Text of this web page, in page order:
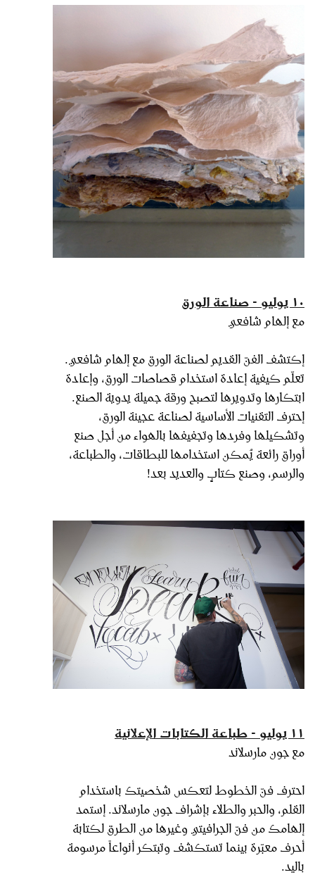
١٠ يوليو - صناعة الورق
مع إلهام شافعي
إكتشف الفنّ القديم لصناعة الورق مع إلهام شافعي.
تعلّم كيفية إعادة استخدام قصاصات الورق، وإعادة
ابتكارها وتدويرها لتصبح ورقة جميلة يدوية الصنع.
إحترف التقنيات الأساسية لصناعة عجينة الورق،
وتشكيلها وفردها وتجفيفها بالهواء من أجل صنع
أوراق رائعة يُمكن استخدامها للبطاقات، والطباعة،
والرسم، وصنع كتابٍ والعديد بعد!
١١ يوليو - طباعة الكتابات الإعلانية
مع جون مارسلاند
احترف فنّ الخطوط لتعكس شخصيتك باستخدام
القلم، والحبر والطلاء بإشراف جون مارسلاند. إستمد
إلهامك من فنّ الجرافيتي وغيرها من الطرق لكتابة
أحرف معبّرة بينما تستكشف وتبتكر أنواعاً مرسومة
باليد.